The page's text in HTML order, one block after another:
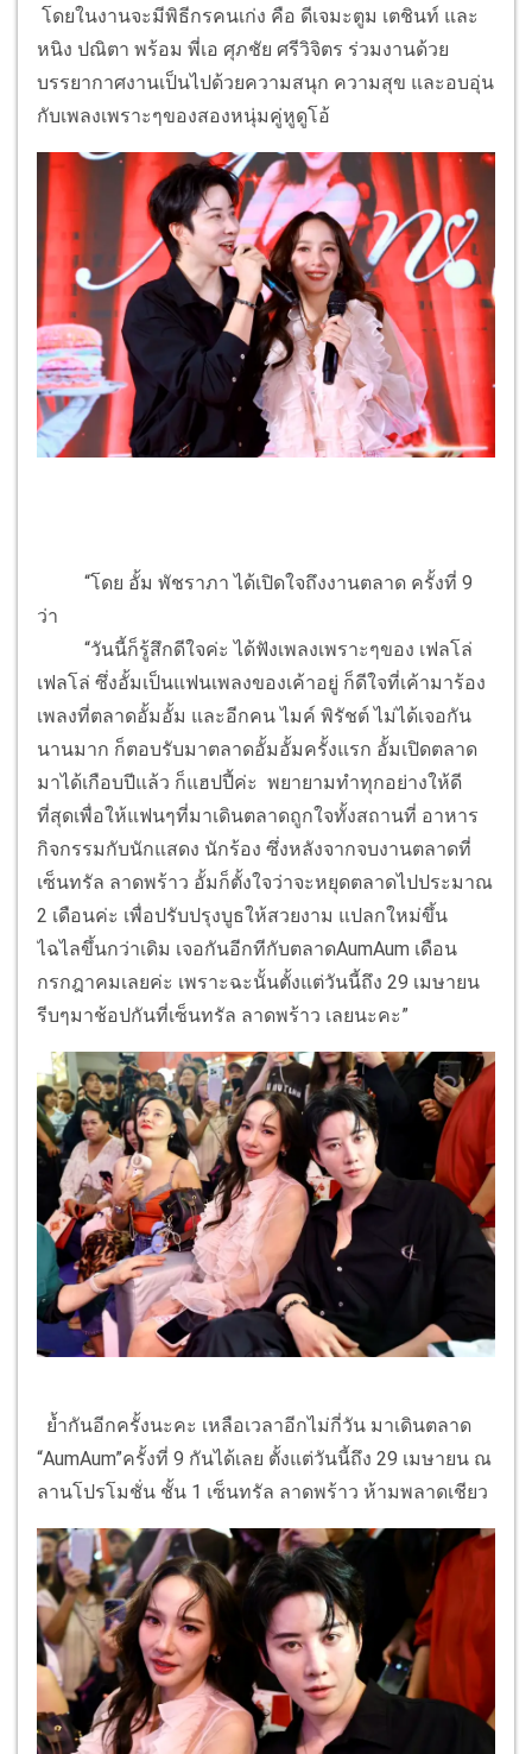
โดยในงานจะมีพิธีกรคนเก่ง คือ ดีเจมะตูม เตชินท์ และ
หนิง ปณิตา พร้อม พี่เอ ศุภชัย ศรีวิจิตร ร่วมงานด้วย
บรรยากาศงานเป็นไปด้วยความสนุก ความสุข และอบอุ่น
กับเพลงเพราะๆของสองหนุ่มคู่หูดูโอ้
“โดย อั้ม พัชราภา ได้เปิดใจถึงงานตลาด ครั้งที่ 9
ว่า
“วันนี้ก็รู้สึกดีใจค่ะ ได้ฟังเพลงเพราะๆของ เฟลโล่
เฟลโล่ ซึ่งอั้มเป็นแฟนเพลงของเค้าอยู่ ก็ดีใจที่เค้ามาร้อง
เพลงที่ตลาดอั้มอั้ม และอีกคน ไมค์ พิรัชต์ ไม่ได้เจอกัน
นานมาก ก็ตอบรับมาตลาดอั้มอั้มครั้งแรก อั้มเปิดตลาด
มาได้เกือบปีแล้ว ก็แฮปปี้ค่ะ พยายามทำทุกอย่างให้ดี
ที่สุดเพื่อให้แฟนๆที่มาเดินตลาดถูกใจทั้งสถานที่ อาหาร
กิจกรรมกับนักแสดง นักร้อง ซึ่งหลังจากจบงานตลาดที่
เซ็นทรัล ลาดพร้าว อั้มก็ตั้งใจว่าจะหยุดตลาดไปประมาณ
2 เดือนค่ะ เพื่อปรับปรุงบูธให้สวยงาม แปลกใหม่ขึ้น
ไฉไลขึ้นกว่าเดิม เจอกันอีกทีกับตลาดAumAum เดือน
กรกฎาคมเลยค่ะ เพราะฉะนั้นตั้งแต่วันนี้ถึง 29 เมษายน
รีบๆมาช้อปกันที่เซ็นทรัล ลาดพร้าว เลยนะคะ”
ย้ำกันอีกครั้งนะคะ เหลือเวลาอีกไม่กี่วัน มาเดินตลาด
“AumAum”ครั้งที่ 9 กันได้เลย ตั้งแต่วันนี้ถึง 29 เมษายน ณ
ลานโปรโมชั่น ชั้น 1 เซ็นทรัล ลาดพร้าว ห้ามพลาดเชียว